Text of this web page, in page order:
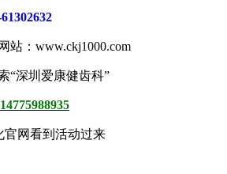
：www.ckj1000.com
深圳爱康健齿科”
网看到活动过来